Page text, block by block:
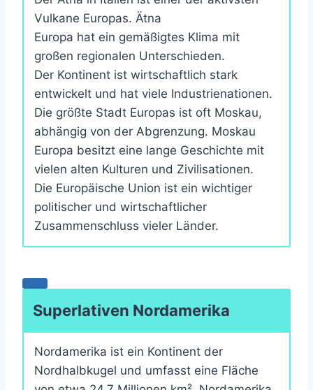
Vulkane Europas. Ätna
Europa hat ein gemäßigtes Klima mit
großen regionalen Unterschieden.
Der Kontinent ist wirtschaftlich stark
entwickelt und hat viele Industrienationen.
Die größte Stadt Europas ist oft Moskau,
abhängig von der Abgrenzung. Moskau
Europa besitzt eine lange Geschichte mit
vielen alten Kulturen und Zivilisationen.
Die Europäische Union ist ein wichtiger
politischer und wirtschaftlicher
Zusammenschluss vieler Länder.
Superlativen Nordamerika
Nordamerika ist ein Kontinent der
Nordhalbkugel und umfasst eine Fläche